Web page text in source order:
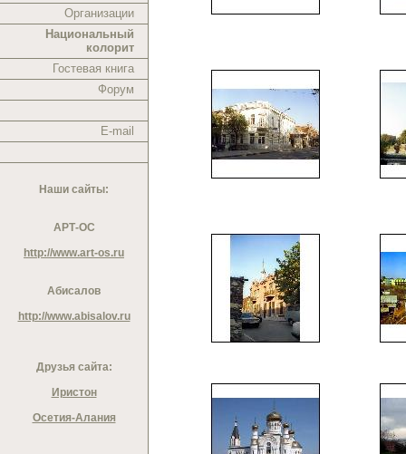
Организации
Национальный
колорит
Гостевая книга
Форум
E-mail
Наши сайты:
АРТ-ОС
http://www.art-os.ru
Абисалов
http://www.abisalov.ru
Друзья сайта:
Иристон
Осетия-Алания